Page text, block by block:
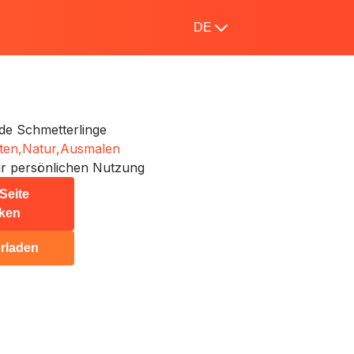
DE
Schmetterlinge
Natur,Ausmalen
persönlichen Nutzung